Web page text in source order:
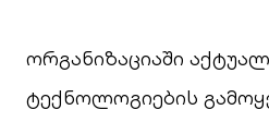
ორგანიზაციაში
ტექნოლოგიების